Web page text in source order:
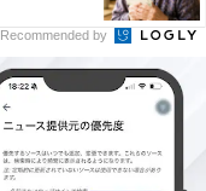
Recommended by